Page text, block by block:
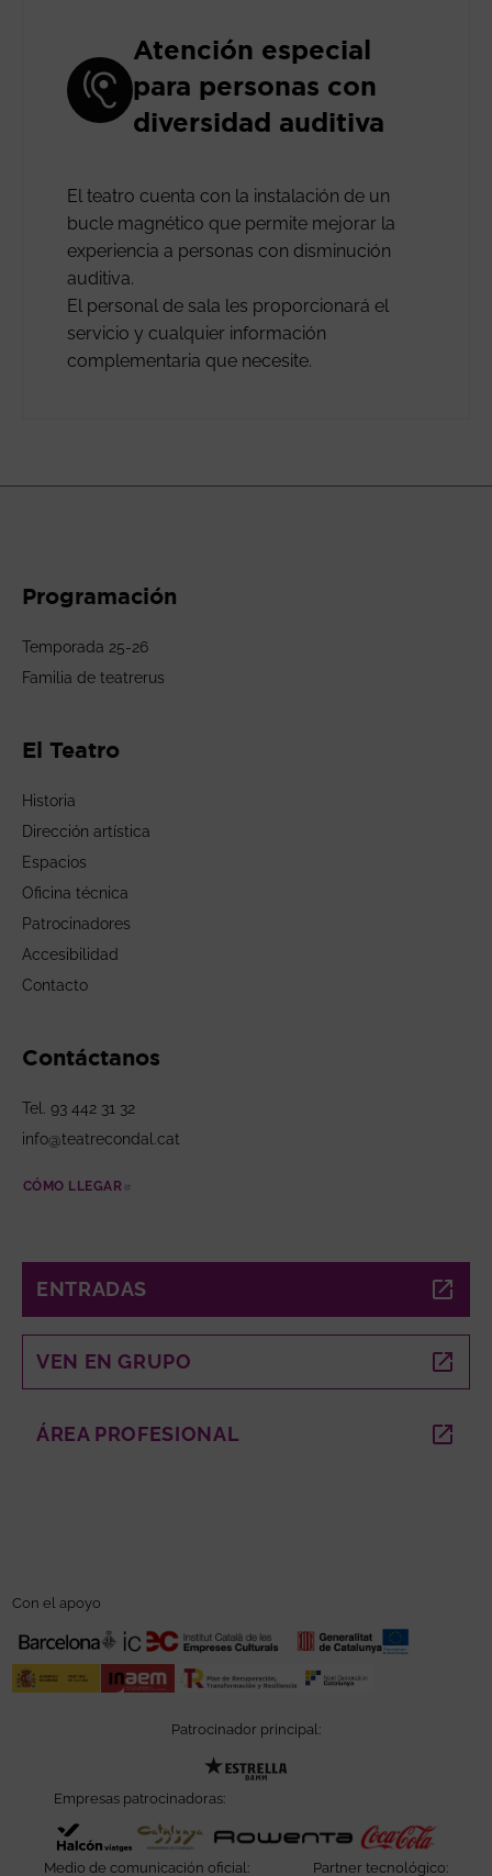
Atención especial
para personas con
diversidad auditiva
El teatro cuenta con la instalación de un
bucle magnético que permite mejorar la
experiencia a personas con disminución
auditiva.
El personal de sala les proporcionará el
servicio y cualquier información
complementaria que necesite.
Programación
Temporada 25-26
Familia de teatrerus
El Teatro
Historia
Dirección artística
Espacios
Oficina técnica
Patrocinadores
Accesibilidad
Contacto
Contáctanos
Tel. 93 442 31 32
info@teatrecondal.cat
CÓMO LLEGAR
ENTRADAS
VEN EN GRUPO
ÁREA PROFESIONAL ABRE EN NUEVA VENTANA
Con el apoyo
Patrocinador principal:
Empresas patrocinadoras:
Abre en nueva ventana
Abre en nueva ventanaAbre en nueva
Medio de comunicación oficial: Partner tecnológico: